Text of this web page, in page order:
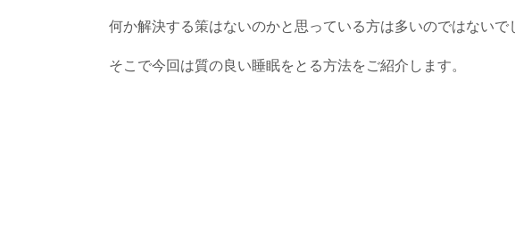
何か解決する策はないのかと思っている方は多いのではないで
そこで今回は質の良い睡眠をとる方法をご紹介します。